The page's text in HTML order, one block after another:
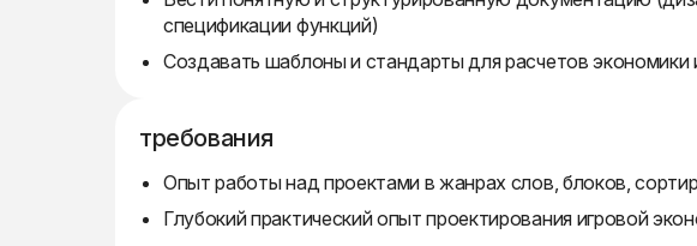
спецификации функций)
Создавать шаблоны и стандарты для расчетов экономики
требования
Опыт работы над проектами в жанрах слов, блоков,
Глубокий практический опыт проектирования игровой